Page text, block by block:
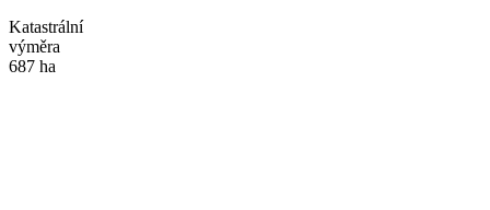
Katastrální
výměra
687 ha